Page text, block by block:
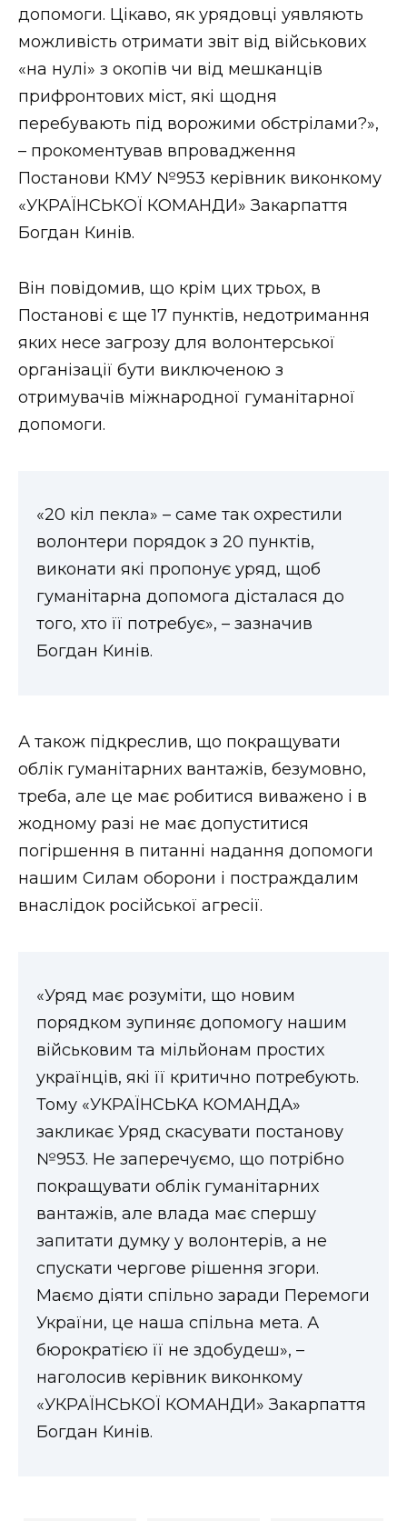
допомоги. Цікаво, як урядовці уявляють
можливість отримати звіт від військових
«на нулі» з окопів чи від мешканців
прифронтових міст, які щодня
перебувають під ворожими обстрілами?»,
– прокоментував впровадження
Постанови КМУ №953 керівник виконкому
«УКРАЇНСЬКОЇ КОМАНДИ» Закарпаття
Богдан Кинів.
Він повідомив, що крім цих трьох, в
Постанові є ще 17 пунктів, недотримання
яких несе загрозу для волонтерської
організації бути виключеною з
отримувачів міжнародної гуманітарної
допомоги.
«20 кіл пекла» – саме так охрестили
волонтери порядок з 20 пунктів,
виконати які пропонує уряд, щоб
гуманітарна допомога дісталася до
того, хто її потребує», – зазначив
Богдан Кинів.
А також підкреслив, що покращувати
облік гуманітарних вантажів, безумовно,
треба, але це має робитися виважено і в
жодному разі не має допуститися
погіршення в питанні надання допомоги
нашим Силам оборони і постраждалим
внаслідок російської агресії.
«Уряд має розуміти, що новим
порядком зупиняє допомогу нашим
військовим та мільйонам простих
українців, які її критично потребують.
Тому «УКРАЇНСЬКА КОМАНДА»
закликає Уряд скасувати постанову
№953. Не заперечуємо, що потрібно
покращувати облік гуманітарних
вантажів, але влада має спершу
запитати думку у волонтерів, а не
спускати чергове рішення згори.
Маємо діяти спільно заради Перемоги
України, це наша спільна мета. А
бюрократією її не здобудеш», –
наголосив керівник виконкому
«УКРАЇНСЬКОЇ КОМАНДИ» Закарпаття
Богдан Кинів.